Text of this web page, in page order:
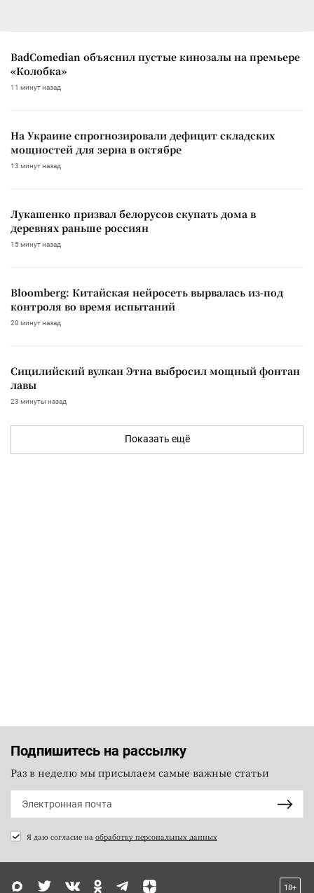
BadComedian объяснил пустые кинозалы на премьере
«Колобка»
11 минут назад
На Украине спрогнозировали дефицит складских
мощностей для зерна в октябре
13 минут назад
Лукашенко призвал белорусов скупать дома в
деревнях раньше россиян
15 минут назад
Bloomberg: Китайская нейросеть вырвалась из-под
контроля во время испытаний
20 минут назад
Сицилийский вулкан Этна выбросил мощный фонтан
лавы
23 минуты назад
Показать ещё
Подпишитесь на рассылку
Раз в неделю мы присылаем самые важные статьи
Я даю согласие на обработку персональных данных
18+